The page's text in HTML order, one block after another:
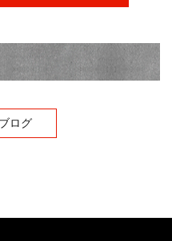
ログ